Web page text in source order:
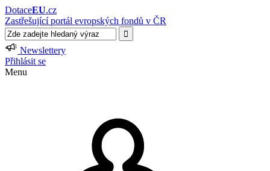
DotaceEU.cz
Zastřešující portál evropských fondů v ČR
Newslettery
Přihlásit se
Menu